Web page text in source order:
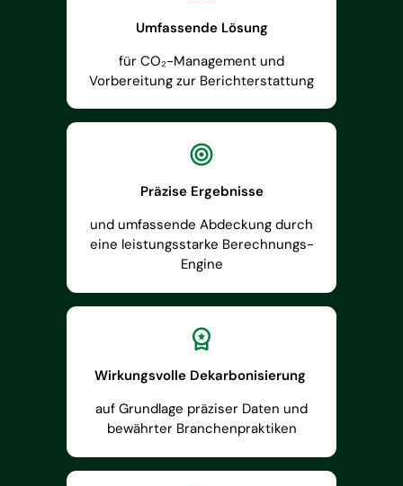
Umfassende Lösung
für CO₂-Management und
Vorbereitung zur Berichterstattung
Präzise Ergebnisse
und umfassende Abdeckung durch
eine leistungsstarke Berechnungs-
Engine
Wirkungsvolle Dekarbonisierung
auf Grundlage präziser Daten und
bewährter Branchenpraktiken